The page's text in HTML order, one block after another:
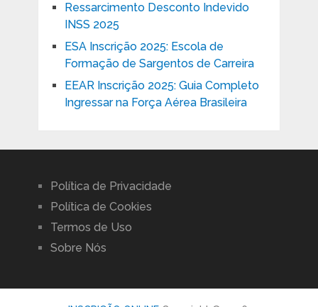
Ressarcimento Desconto Indevido
INSS 2025
ESA Inscrição 2025: Escola de
Formação de Sargentos de Carreira
EEAR Inscrição 2025: Guia Completo
Ingressar na Força Aérea Brasileira
Política de Privacidade
Política de Cookies
Termos de Uso
Sobre Nós